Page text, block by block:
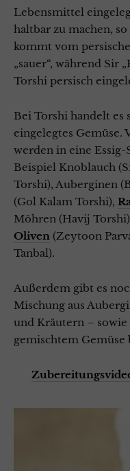
Lebensmittel
haltbar zu machen,
kommt vom
„sauer“, während Sir
Torshi persisch
Bei Torshi handelt es
eingelegtes Gemüse.
werden in eine Essig-
Beispiel Knoblauch
Torshi), Auberginen
(Gol Kalam Torshi),
Möhren (Havij
Oliven (Zeytoon
Tanbal).
Außerdem gibt es
Mischung aus
und Kräutern – sowie
gemischtem Gemüse